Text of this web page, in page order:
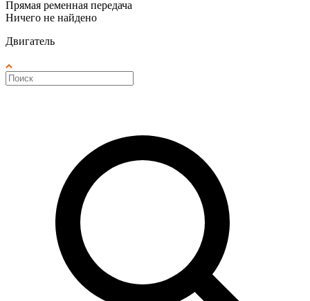
Прямая ременная передача
Ничего не найдено
Двигатель